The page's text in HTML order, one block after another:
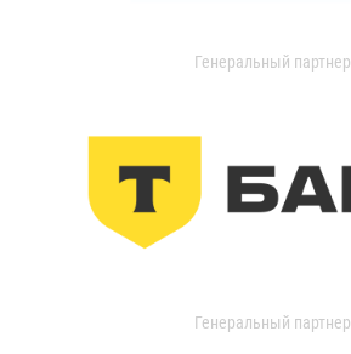
Генеральный партнер
Генеральный партнер